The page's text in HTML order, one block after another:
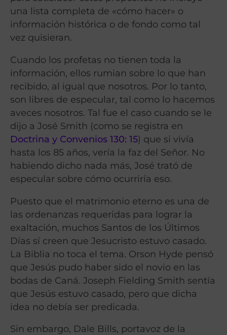
una lista completa de «cómo hacer» o
información histórica o de fondo como tal
vez quisieran.
Cuando los profetas no tienen toda la
información, ellos rumian sobre lo que han
recibido, al igual que nosotros. Por lo tanto,
son libres de especular, tal como lo hacemos
aveces nosotros. Tal fue el caso cuando se le
dijo a José Smith (como se registra en
Doctrina y Convenios 130: 15) que si vivía
hasta los 85 años, vería la faz del Señor. No
habiendo dicho nada más, José trató de
especular sobre cómo ocurriría eso.
Puesto que el matrimonio eterno es una de
las ordenanzas requeridas para lograr la
exaltación, muchos Santos de los Últimos
Días sí creen que Jesucristo estuvo casado.
La Biblia no toca el tema. Orson Hyde pensó
que Jesús pudo haber sido el novio en las
bodas de Caná. Joseph Fielding Smith sentía
que Jesús estuvo casado, pero que dicha
idea no debía ser predicada.
Sin embargo, Dale Bills, portavoz de la